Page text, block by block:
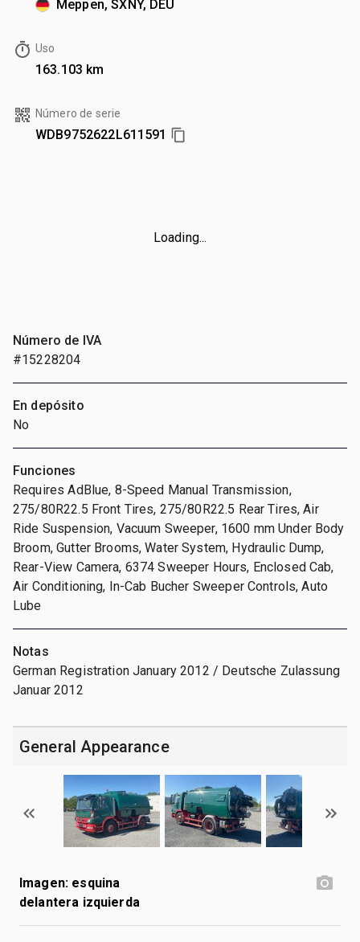
Meppen, SXNY, DEU
Uso
163.103 km
Número de serie
WDB9752622L611591
Loading...
Número de IVA
#15228204
En depósito
No
Funciones
Requires AdBlue, 8-Speed Manual Transmission,
275/80R22.5 Front Tires, 275/80R22.5 Rear Tires, Air
Ride Suspension, Vacuum Sweeper, 1600 mm Under Body
Broom, Gutter Brooms, Water System, Hydraulic Dump,
Rear-View Camera, 6374 Sweeper Hours, Enclosed Cab,
Air Conditioning, In-Cab Bucher Sweeper Controls, Auto
Lube
Notas
German Registration January 2012 / Deutsche Zulassung
Januar 2012
General Appearance
Imagen: esquina
delantera izquierda